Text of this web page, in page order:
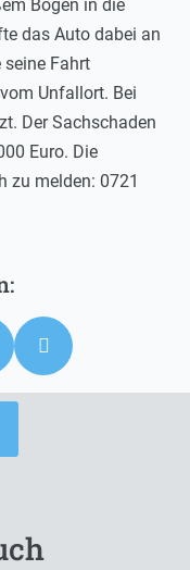
Bogen in die
das Auto dabei an
seine Fahrt
Unfallort. Bei
Der Sachschaden
Euro. Die
zu melden: 0721